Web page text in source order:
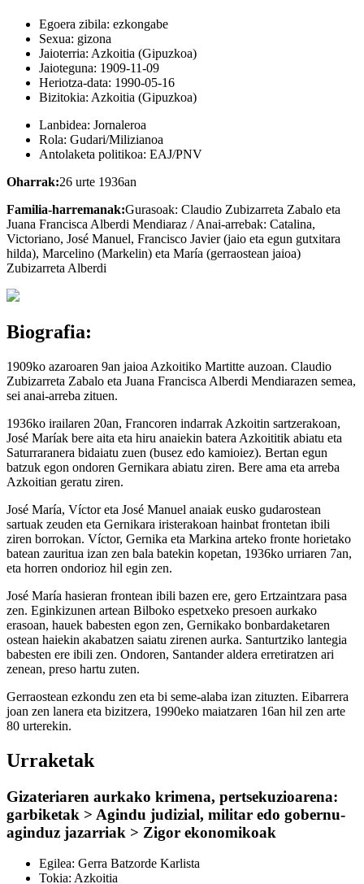
Egoera zibila: ezkongabe
Sexua: gizona
Jaioterria: Azkoitia (Gipuzkoa)
Jaioteguna: 1909-11-09
Heriotza-data: 1990-05-16
Bizitokia: Azkoitia (Gipuzkoa)
Lanbidea: Jornaleroa
Rola: Gudari/Milizianoa
Antolaketa politikoa: EAJ/PNV
Oharrak:26 urte 1936an
Familia-harremanak:Gurasoak: Claudio Zubizarreta Zabalo eta
Juana Francisca Alberdi Mendiaraz / Anai-arrebak: Catalina,
Victoriano, José Manuel, Francisco Javier (jaio eta egun gutxitara
hilda), Marcelino (Markelin) eta María (gerraostean jaioa)
Zubizarreta Alberdi
Biografia:
1909ko azaroaren 9an jaioa Azkoitiko Martitte auzoan. Claudio
Zubizarreta Zabalo eta Juana Francisca Alberdi Mendiarazen semea,
sei anai-arreba zituen.
1936ko irailaren 20an, Francoren indarrak Azkoitin sartzerakoan,
José Maríak bere aita eta hiru anaiekin batera Azkoititik abiatu eta
Saturraranera bidaiatu zuen (busez edo kamioiez). Bertan egun
batzuk egon ondoren Gernikara abiatu ziren. Bere ama eta arreba
Azkoitian geratu ziren.
José María, Víctor eta José Manuel anaiak eusko gudarostean
sartuak zeuden eta Gernikara iristerakoan hainbat frontetan ibili
ziren borrokan. Víctor, Gernika eta Markina arteko fronte horietako
batean zauritua izan zen bala batekin kopetan, 1936ko urriaren 7an,
eta horren ondorioz hil egin zen.
José María hasieran frontean ibili bazen ere, gero Ertzaintzara pasa
zen. Eginkizunen artean Bilboko espetxeko presoen aurkako
erasoan, hauek babesten egon zen, Gernikako bonbardaketaren
ostean haiekin akabatzen saiatu zirenen aurka. Santurtziko lantegia
babesten ere ibili zen. Ondoren, Santander aldera erretiratzen ari
zenean, preso hartu zuten.
Gerraostean ezkondu zen eta bi seme-alaba izan zituzten. Eibarrera
joan zen lanera eta bizitzera, 1990eko maiatzaren 16an hil zen arte
80 urterekin.
Urraketak
Gizateriaren aurkako krimena, pertsekuzioarena:
garbiketak > Agindu judizial, militar edo gobernu-
aginduz jazarriak > Zigor ekonomikoak
Egilea: Gerra Batzorde Karlista
Tokia: Azkoitia